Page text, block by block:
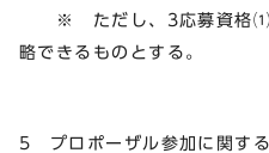
※ ただし、3応募資格⑴に
略できるものとする。
5 プロポーザル参加に関す